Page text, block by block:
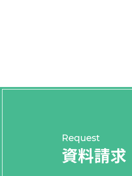
Request
資料請求